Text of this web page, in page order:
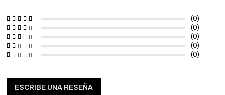
(0)
(0)
(0)
(0)
(0)
ESCRIBE UNA RESEÑA